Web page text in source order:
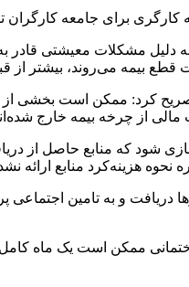
کارگری برای جامعه
دلیل مشکلات معیشتی قادر
قطع بیمه می‌روند، بیشتر از
را از دست داده‌اند، تصریح کرد: ممکن
از چرخه بیمه خارج
ابتدا باید شفاف‌سازی شود که
نحوه هزینه‌کرد منابع ارائه
را شهرداری از ساخت‌و‌سازها دریافت و
ممکن است یک ماه کامل